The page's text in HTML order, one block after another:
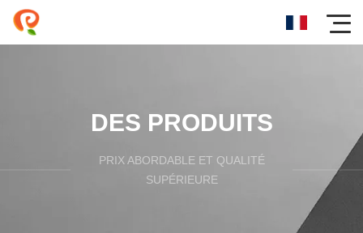
DES PRODUITS
PRIX ​​ABORDABLE ET QUALITÉ
SUPÉRIEURE